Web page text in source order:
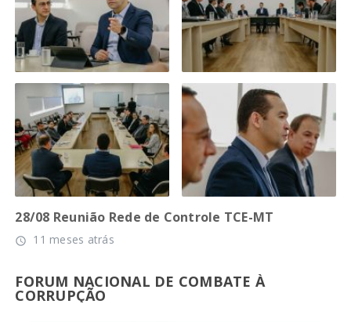
28/08 Reunião Rede de Controle TCE-MT
access_time 11 meses atrás
FORUM NACIONAL DE COMBATE À
CORRUPÇÃO